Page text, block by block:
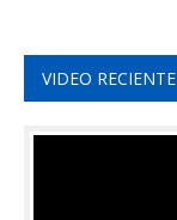
VIDEO RECIENTE